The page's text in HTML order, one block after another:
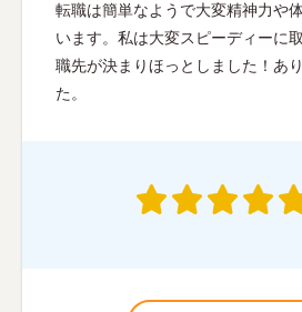
転職は簡単なようで大変精神力や
います。私は大変スピーディーに
職先が決まりほっとしました！あ
た。